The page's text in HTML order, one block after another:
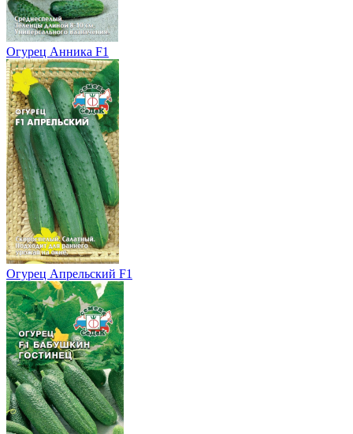
Огурец Анника F1
Огурец Апрельский F1